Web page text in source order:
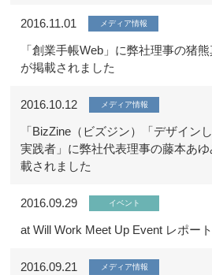
2016.11.01 メディア情報
「創業手帳Web」に弊社理事の猪
が掲載されました
2016.10.12 メディア情報
「BizZine（ビズジン）「デザイン
実践者」に弊社代表理事の藤本あ
載されました
2016.09.29 イベント
at Will Work Meet Up Event レポート
2016.09.21 メディア情報